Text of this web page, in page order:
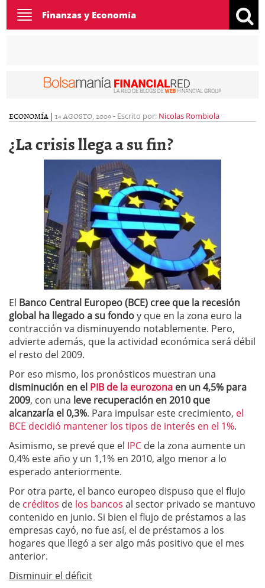
Toggle
navigation
Finanzas y Economía
ECONOMÍA | 14 AGOSTO, 2009- Escrito por: Nicolas Rombiola
¿La crisis llega a su fin?
El Banco Central Europeo (BCE) cree que la recesión
global ha llegado a su fondoy que en la zona euro la
contracción va disminuyendo notablemente. Pero,
advierte además, que la actividad económica será débil
el resto del 2009.
Por eso mismo, los pronósticos muestran una
disminución en el PIB de la eurozona en un 4,5% para
2009, con una leve recuperación en 2010 que
alcanzaría el 0,3%. Para impulsar este crecimiento, el
BCE decidió mantener los tipos de interés en el 1%.
Asimismo, se prevé que el IPC de la zona aumente un
0,4% este año y un 1,1% en 2010, algo menor a lo
esperado anteriormente.
Por otra parte, el banco europeo dispuso que el flujo
de créditos de los bancos al sector privado se mantuvo
contenido en junio. Si bien el flujo de préstamos a las
empresas cayó, no fue así, el de préstamos a los
hogares que llegó a ser algo más positivo que el mes
anterior.
Disminuir el déficit